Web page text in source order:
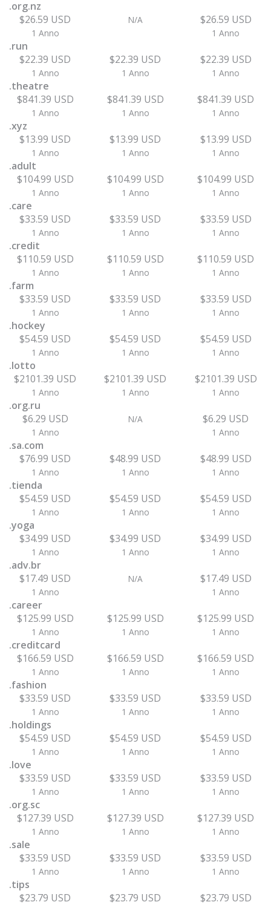
.org.nz
$26.59 USD
1 Anno
N/A $26.59 USD
1 Anno
.run
$22.39 USD
1 Anno
$22.39 USD
1 Anno
$22.39 USD
1 Anno
.theatre
$841.39 USD
1 Anno
$841.39 USD
1 Anno
$841.39 USD
1 Anno
.xyz
$13.99 USD
1 Anno
$13.99 USD
1 Anno
$13.99 USD
1 Anno
.adult
$104.99 USD
1 Anno
$104.99 USD
1 Anno
$104.99 USD
1 Anno
.care
$33.59 USD
1 Anno
$33.59 USD
1 Anno
$33.59 USD
1 Anno
.credit
$110.59 USD
1 Anno
$110.59 USD
1 Anno
$110.59 USD
1 Anno
.farm
$33.59 USD
1 Anno
$33.59 USD
1 Anno
$33.59 USD
1 Anno
.hockey
$54.59 USD
1 Anno
$54.59 USD
1 Anno
$54.59 USD
1 Anno
.lotto
$2101.39 USD
1 Anno
$2101.39 USD
1 Anno
$2101.39 USD
1 Anno
.org.ru
$6.29 USD
1 Anno
N/A $6.29 USD
1 Anno
.sa.com
$76.99 USD
1 Anno
$48.99 USD
1 Anno
$48.99 USD
1 Anno
.tienda
$54.59 USD
1 Anno
$54.59 USD
1 Anno
$54.59 USD
1 Anno
.yoga
$34.99 USD
1 Anno
$34.99 USD
1 Anno
$34.99 USD
1 Anno
.adv.br
$17.49 USD
1 Anno
N/A $17.49 USD
1 Anno
.career
$125.99 USD
1 Anno
$125.99 USD
1 Anno
$125.99 USD
1 Anno
.creditcard
$166.59 USD
1 Anno
$166.59 USD
1 Anno
$166.59 USD
1 Anno
.fashion
$33.59 USD
1 Anno
$33.59 USD
1 Anno
$33.59 USD
1 Anno
.holdings
$54.59 USD
1 Anno
$54.59 USD
1 Anno
$54.59 USD
1 Anno
.love
$33.59 USD
1 Anno
$33.59 USD
1 Anno
$33.59 USD
1 Anno
.org.sc
$127.39 USD
1 Anno
$127.39 USD
1 Anno
$127.39 USD
1 Anno
.sale
$33.59 USD
1 Anno
$33.59 USD
1 Anno
$33.59 USD
1 Anno
.tips
$23.79 USD
$23.79 USD $23.79 USD